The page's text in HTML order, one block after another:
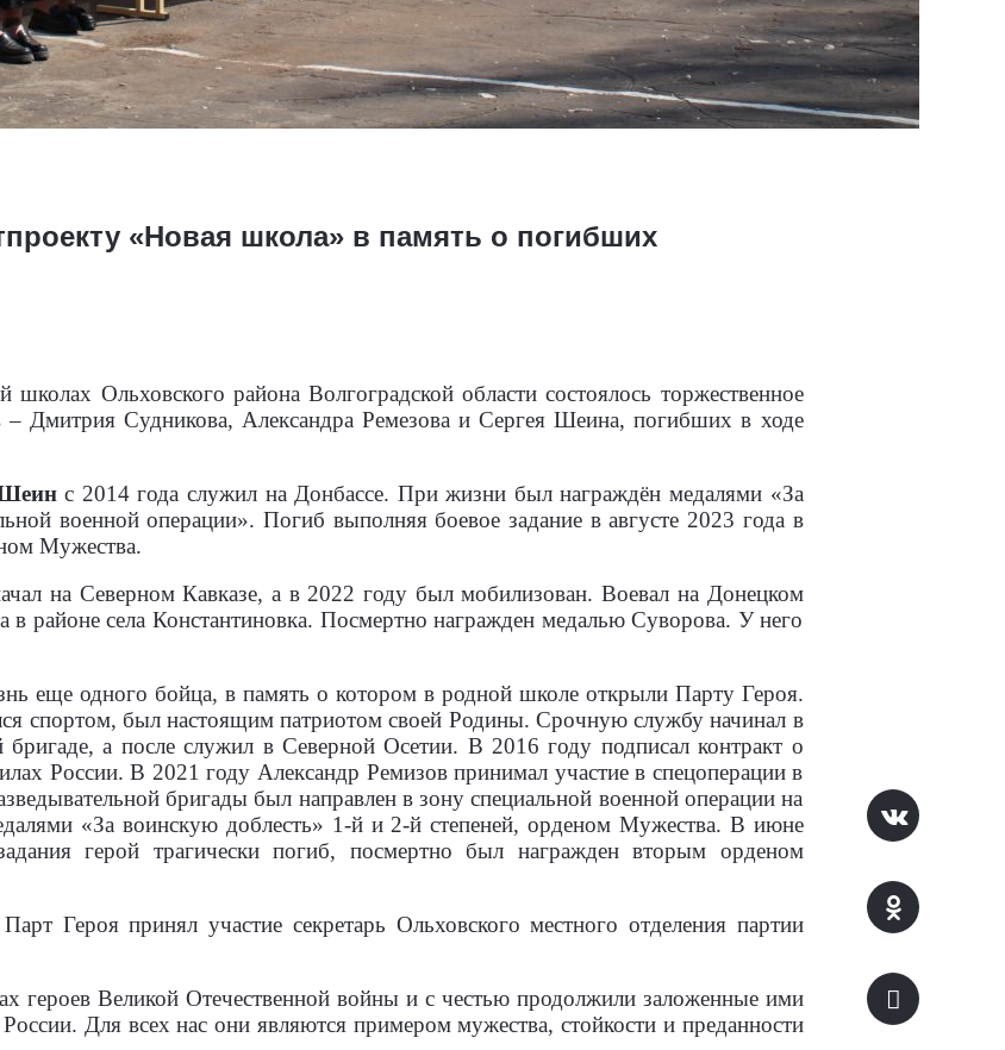
«Новая школа» в память о погибших
Ольховского района Волгоградской области состоялось торжественное
– Дмитрия Судникова, Александра Ремезова и Сергея Шеина, погибших в ходе
с 2014 года служил на Донбассе. При жизни был награждён медалями «За
военной операции». Погиб выполняя боевое задание в августе 2023 года в
Мужества.
на Северном Кавказе, а в 2022 году был мобилизован. Воевал на Донецком
в районе села Константиновка. Посмертно награжден медалью Суворова. У него
еще одного бойца, в память о котором в родной школе открыли Парту Героя.
спортом, был настоящим патриотом своей Родины. Срочную службу начинал в
а после служил в Северной Осетии. В 2016 году подписал контракт о
России. В 2021 году Александр Ремизов принимал участие в спецоперации в
бригады был направлен в зону специальной военной операции на
«За воинскую доблесть» 1-й и 2-й степеней, орденом Мужества. В июне
герой трагически погиб, посмертно был награжден вторым орденом
Героя принял участие секретарь Ольховского местного отделения партии
героев Великой Отечественной войны и с честью продолжили заложенные ими
Для всех нас они являются примером мужества, стойкости и преданности